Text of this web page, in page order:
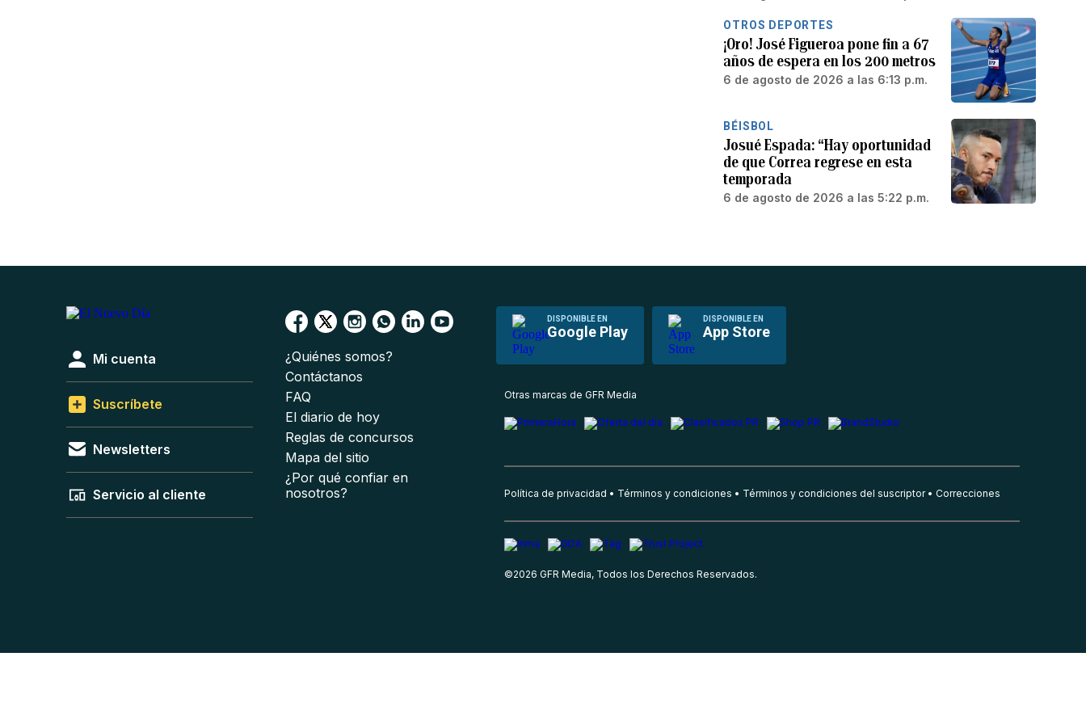
OTROS DEPORTES
¡Oro! José Figueroa pone fin a 67
años de espera en los 200 metros
6 de agosto de 2026 a las 6:13 p.m.
BÉISBOL
Josué Espada: “Hay oportunidad
de que Correa regrese en esta
temporada
6 de agosto de 2026 a las 5:22 p.m.
DISPONIBLE EN
Google Play
DISPONIBLE EN
App Store
Mi cuenta
Suscríbete
Newsletters
Servicio al cliente
¿Quiénes somos?
Contáctanos
FAQ
El diario de hoy
Reglas de concursos
Mapa del sitio
¿Por qué confiar en
nosotros?
Otras marcas de GFR Media
Política de privacidad Términos y condiciones Términos y condiciones del suscriptor Correcciones
©2026 GFR Media, Todos los Derechos Reservados.